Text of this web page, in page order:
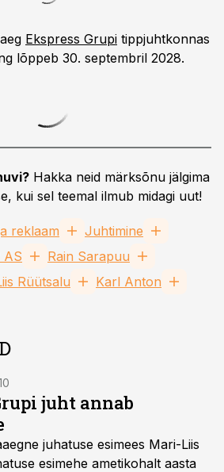
Ekspress Grupi tippjuhtkonnas
lõppeb 30. septembril 2028.
Hakka neid märksõnu jälgima
kui sel teemal ilmub midagi uut!
reklaam
Juhtimine
AS
Rain Sarapuu
Rüütsalu Karl Anton
juht annab
juhatuse esimees Mari-Liis
esimehe ametikohalt aasta